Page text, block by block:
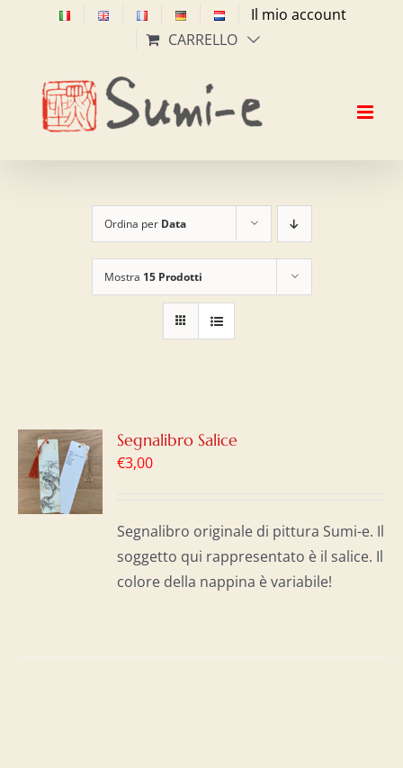
Il mio account
CARRELLO
Ordina per Data
Mostra 15 Prodotti
Segnalibro Salice
€3,00
Segnalibro originale di pittura Sumi-e. Il
soggetto qui rappresentato è il salice. Il
colore della nappina è variabile!